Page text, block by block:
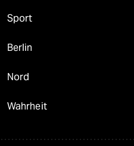
Sport
Berlin
Nord
Wahrheit